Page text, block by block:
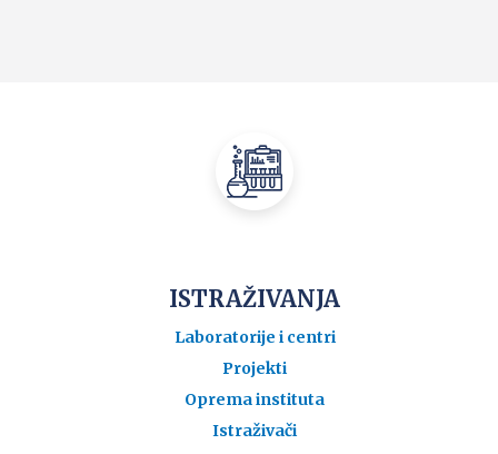
ISTRAŽIVANJA
Laboratorije i centri
Projekti
Oprema instituta
Istraživači